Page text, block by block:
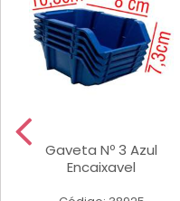
Gaveta Nº 3 Azul
Encaixavel